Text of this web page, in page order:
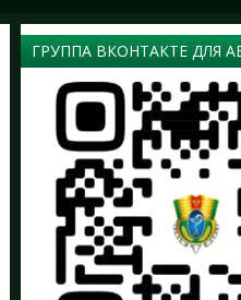
ГРУППА ВКОНТАКТЕ ДЛЯ